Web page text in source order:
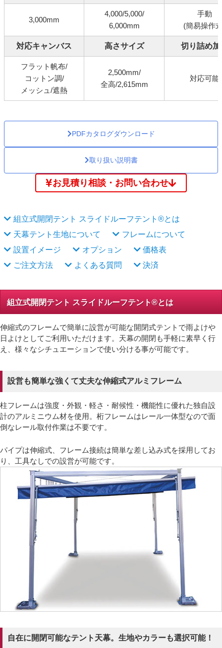
3,000mm
4,000/5,000/
6,000mm
手動
(簡易操作
対応キャンバス 高さサイズ 切り詰め加
フラット帆布/
コットン調/
メッシュ/遮熱
2,500mm/
全高/2,615mm
対応可能
PDFカタログダウンロード
取り扱い説明書
お見積り相談・お問い合わせ
組立式開閉テント スライドルーフテント®とは
天幕テント生地について
フレームについて
設置イメージ
オプション
価格表
ご注文方法
よくある質問 決済
組立式開閉テント スライドルーフテント®とは
伸縮式のフレームで簡単に設営が可能な開閉式テントで雨よけや
日よけとしてご利用いただけます。天幕の開閉も手軽に素早く行
え、様々なシチュエーションで使い分ける事が可能です。
設営も簡単な強くて丈夫な伸縮式アルミフレーム
柱フレームは強度・外観・軽さ・耐候性・機能性に優れた独自設
計のアルミニウム材を使用。桁フレームはレール一体型なので面
倒なレール取付作業は不要です。
パイプは伸縮式、フレーム接続は簡単な差し込み式を採用してお
り、工具なしでの設営が可能です。
自在に開閉可能なテント天幕。生地やカラーも選択可能！